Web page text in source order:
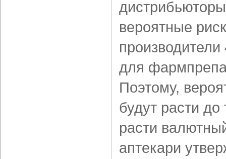
вероятные
для
Поэтому,
будут расти до
расти
аптекари